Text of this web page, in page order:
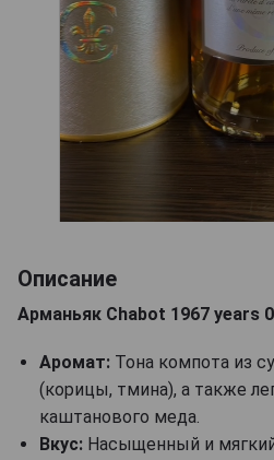
Описание
Арманьяк Chabot 1967 years
Аромат: Тона компота из
(корицы, тмина), а также
каштанового меда.
Вкус: Насыщенный и